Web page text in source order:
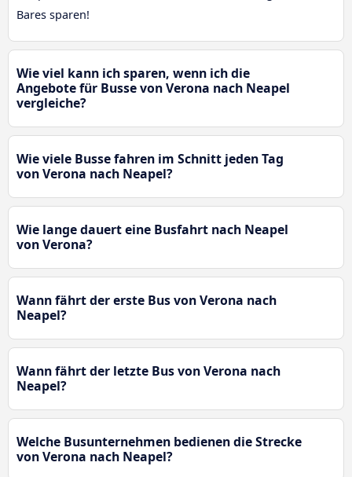
Bares sparen!
Wie viel kann ich sparen, wenn ich die
Angebote für Busse von Verona nach Neapel
vergleiche?
Wie viele Busse fahren im Schnitt jeden Tag
von Verona nach Neapel?
Wie lange dauert eine Busfahrt nach Neapel
von Verona?
Wann fährt der erste Bus von Verona nach
Neapel?
Wann fährt der letzte Bus von Verona nach
Neapel?
Welche Busunternehmen bedienen die Strecke
von Verona nach Neapel?